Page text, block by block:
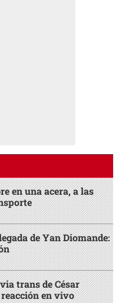
en una acera, a las
de Yan Diomande:
trans de César
en vivo